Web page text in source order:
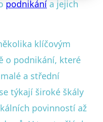
ovlivní
Kučerová
podnikání a jejich
klíčovým
o podnikání, které
a střední
týkají široké škály
povinností až